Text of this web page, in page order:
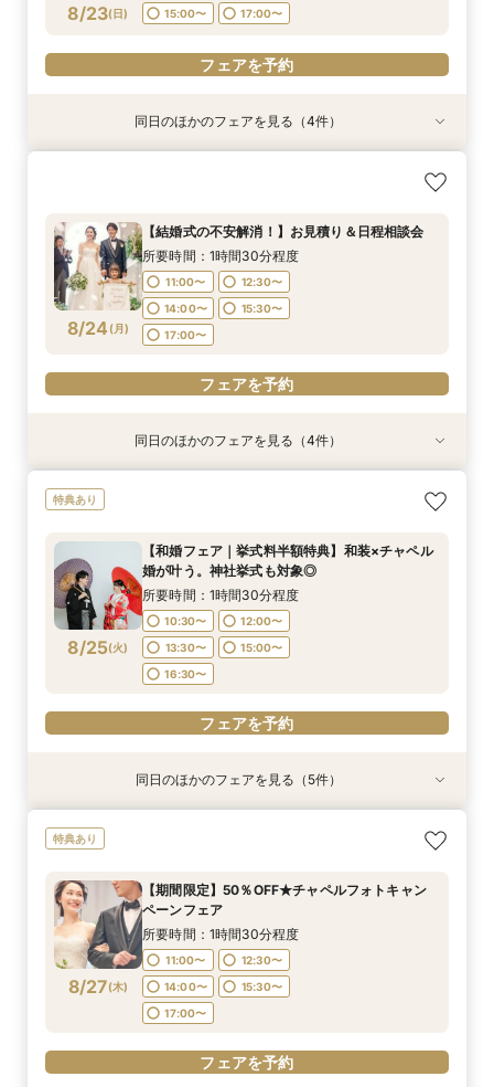
17:00〜
フェアを予約
フェアを予約
フェアを予約
8/23(日) 15:00〜 17:00〜
フェアを予約
8/23(日)
【期間限定】50％OFF★チャペルフォトキャン
14:00〜
15:30〜
17:00〜
フェアを予約
8/23(日)
11:00〜
12:30〜
14:00〜
15:30〜
17:00〜
フェアを予約
8/23(日)
【結婚式の費用がぐっとお得】挙式料＋撮影＋衣
BIGフェア
所要時間：1時間30分程度
11:00〜
12:30〜
14:00〜
15:30〜
17:00〜
8/23(日)
【和婚フェア｜挙式料半額特典】和装×チャペル
13:30〜
15:00〜
16:30〜
フェアを予約
同日のほかのフェアを見る（4件）
8/24 (月)
【結婚式の不安解消！】お見積り＆日程相談会
所要時間：1時間30分程度
11:00〜
12:30〜
14:00〜
15:30〜
17:00〜
フェアを予約
8/24 (月)
【挙式＋会食が5万円OFF！】費用を抑えて叶え
11:00〜
13:00〜
15:00〜
17:00〜
フェアを予約
8/24 (月)
【期間限定】50％OFF★チャペルフォトキャン
11:00〜
12:30〜
14:00〜
15:30〜
17:00〜
フェアを予約
8/24 (月)
【結婚式の費用がぐっとお得】挙式料＋撮影＋衣
BIGフェア
所要時間：1時間30分程度
14:00〜
15:30〜
17:00〜
フェアを予約
8/24 (月)
【和婚フェア｜挙式料半額特典】和装×チャペル
10:30〜
12:00〜
13:30〜
15:00〜
16:30〜
フェアを予約
同日のほかのフェアを見る（4件）
特典あり
8/25(火)
【和婚フェア｜挙式料半額特典】和装×チャペル
婚が叶う。神社挙式も対象◎
所要時間：1時間30分程度
10:30〜
12:00〜
13:30〜
15:00〜
16:30〜
フェアを予約
8/25 火)
【挙式＋会食が5万円OFF！】費用を抑えて叶え
11:00〜
15:00〜
17:00〜
フェアを予約
8/25 火)
【期間限定】50％OFF★チャペルフォトキャン
11:00〜
14:00〜
15:30〜
17:00〜
フェアを予約
8/25 火)
【 スマホで気軽に参加】 自宅でオンライン相談
11:00〜
14:00〜
15:30〜
17:00〜
フェアを予約
8/25 火)
11:00〜
12:30〜
14:00〜
17:00〜
フェアを予約
8/25 火)
【結婚式の費用がぐっとお得】挙式料＋撮影＋衣
BIGフェア
所要時間：1時間30分程度
14:00〜
15:30〜
17:00〜
フェアを予約
同日のほかのフェアを見る（5件）
特典あり
8/27(木)
【期間限定】50％OFF★チャペルフォトキャン
ペーンフェア
所要時間：1時間30分程度
11:00〜
12:30〜
14:00〜
15:30〜
17:00〜
フェアを予約